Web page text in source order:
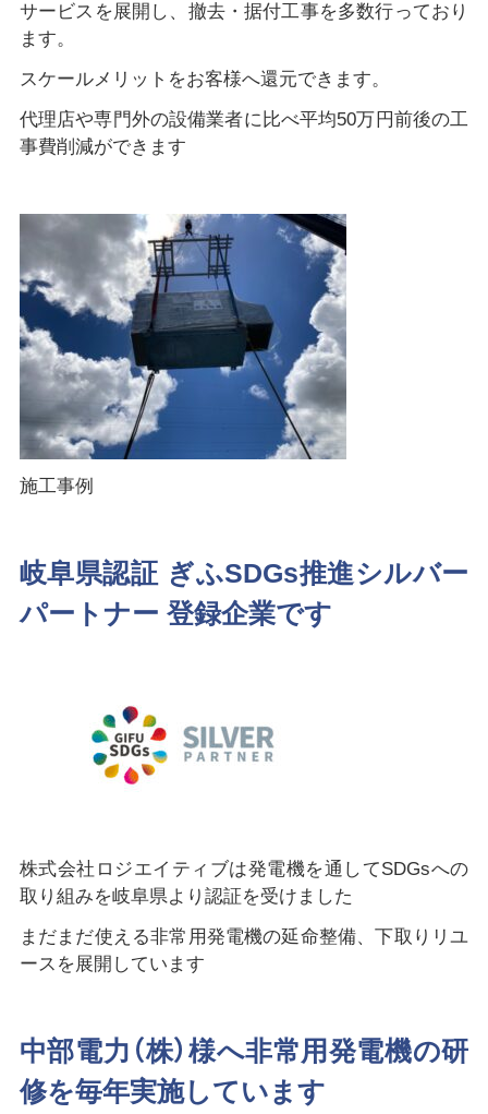
サービスを展開し、撤去・据付工事を多数行っており
ます。
スケールメリットをお客様へ還元できます。
代理店や専門外の設備業者に比べ平均50万円前後の工
事費削減ができます
施工事例
岐阜県認証 ぎふSDGs推進シルバー
パートナー 登録企業です
株式会社ロジエイティブは発電機を通してSDGsへの
取り組みを岐阜県より認証を受けました
まだまだ使える非常用発電機の延命整備、下取りリユ
ースを展開しています
中部電力（株）様へ非常用発電機の研
修を毎年実施しています